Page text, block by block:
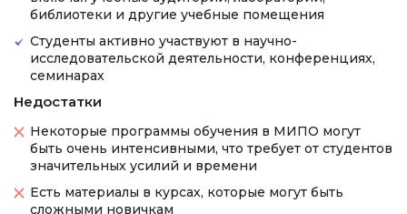
библиотеки и другие учебные помещения
Студенты активно участвуют в научно-
исследовательской деятельности, конференциях,
семинарах
Недостатки
Некоторые программы обучения в МИПО могут
быть очень интенсивными, что требует от студентов
значительных усилий и времени
Есть материалы в курсах, которые могут быть
сложными новичкам